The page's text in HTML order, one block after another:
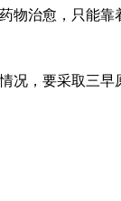
物治愈，只能
，要采取三早